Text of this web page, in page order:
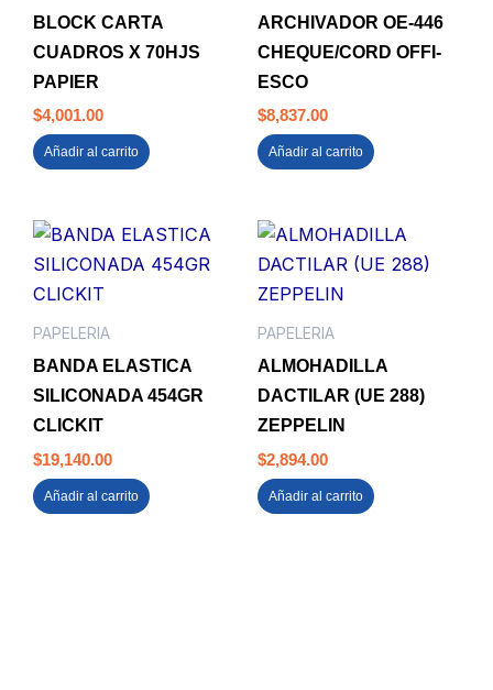
BLOCK CARTA
CUADROS X 70HJS
PAPIER
$4,001.00
Añadir al carrito
ARCHIVADOR OE-446
CHEQUE/CORD OFFI-
ESCO
$8,837.00
Añadir al carrito
PAPELERIA
BANDA ELASTICA
SILICONADA 454GR
CLICKIT
$19,140.00
Añadir al carrito
PAPELERIA
ALMOHADILLA
DACTILAR (UE 288)
ZEPPELIN
$2,894.00
Añadir al carrito